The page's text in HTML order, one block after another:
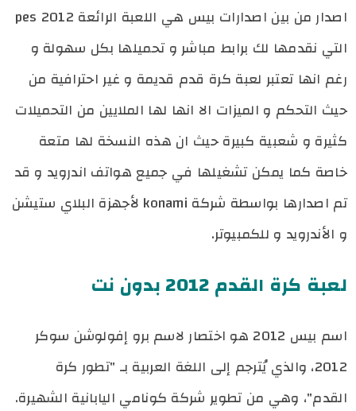
اصدار من بين اصدارات بيس هي اللعبة الرائعة pes 2012
التي نقدمها لك برابط مباشر و تحميلها بكل سهولة و
رغم انها تعتبر لعبة كرة قدم قديمة و غير احترافية من
حيث التحكم و الميزات الا انها لها الملايين من التحميلات
كثيرة و شعبية كبيرة حيث ان هذه النسخة لها متعة
خاصة كما يمكن تشغيلها في جميع هواتف اندرويد و قد
تم اصدارها بواسطة شركة konami لأجهزة البلاي ستيشن
و الأندرويد و للكمبيوتر.
لعبة كرة القدم 2012 بدون نت
اسم بيس 2012 هو اختصار لاسم برو إفولوشن سوكر
2012، والذي يُترجم إلى اللغة العربية بـ "تطور كرة
القدم"، وهي من تطوير شركة كونامي اليابانية الشهيرة.